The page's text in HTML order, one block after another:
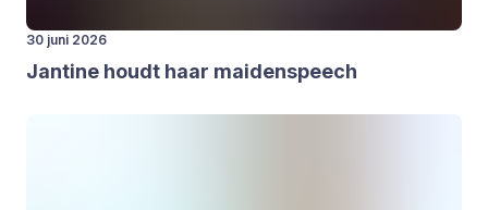
30 juni 2026
Jan­ti­ne houdt haar mai­den­speech